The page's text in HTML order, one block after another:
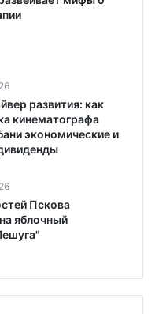
развития: как
кинематографа
экономические и
Пскова
яблочный